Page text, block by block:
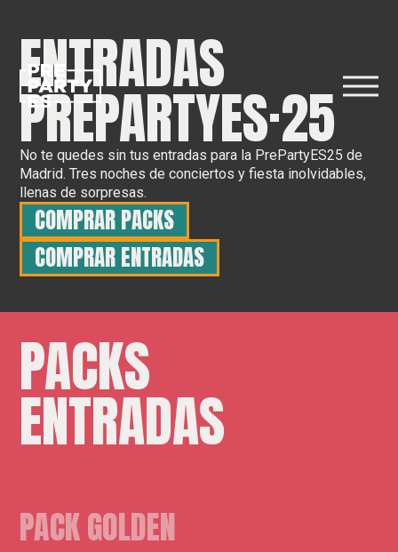
ENTRADAS
PREPARTYES·25
No te quedes sin tus entradas para la PrePartyES25 de
Madrid. Tres noches de conciertos y fiesta inolvidables,
llenas de sorpresas.
COMPRAR PACKS
COMPRAR ENTRADAS
PACKS
ENTRADAS
PACK GOLDEN